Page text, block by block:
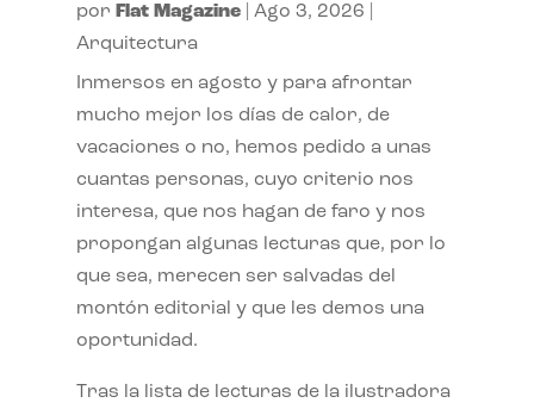
por Flat Magazine| Ago 3, 2026
Arquitectura
Inmersos en agosto y para afrontar
mucho mejor los días de calor, de
vacaciones o no, hemos pedido a unas
cuantas personas, cuyo criterio nos
interesa, que nos hagan de faro y nos
propongan algunas lecturas que, por lo
que sea, merecen ser salvadas del
montón editorial y que les demos una
oportunidad.
Tras la lista de lecturas de la ilustradora